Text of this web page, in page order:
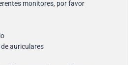
monitores, por favor
auriculares